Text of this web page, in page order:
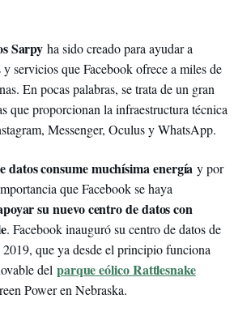
Sarpyha sido creado para ayudar a
y servicios que Facebook ofrece a miles de
En pocas palabras, se trata de un gran
que proporcionan la infraestructura técnica
Messenger, Oculus y WhatsApp.
datos consume muchísima energía y por
que Facebook se haya
su nuevo centro de datos con
. Facebook inauguró su centro de datos de
que ya desde el principio funciona
del parque eólico Rattlesnake
Power en Nebraska.